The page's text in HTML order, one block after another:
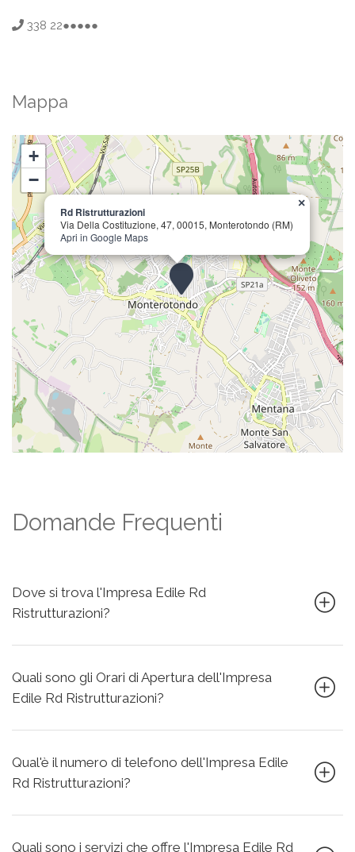
338 22●●●●●
Mappa
Rd Ristrutturazioni
Via Della Costituzione, 47, 00015, Monterotondo (RM)
Apri in Google Maps
×
+
−
Domande Frequenti
Dove si trova l'Impresa Edile Rd
Ristrutturazioni?
Quali sono gli Orari di Apertura dell'Impresa
Edile Rd Ristrutturazioni?
Qual'è il numero di telefono dell'Impresa Edile
Rd Ristrutturazioni?
Quali sono i servizi che offre l'Impresa Edile Rd